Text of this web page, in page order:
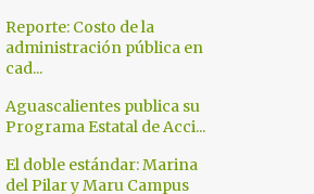
Reporte: Costo de la
administración pública en
cad...
Aguascalientes publica su
Programa Estatal de Acci...
El doble estándar: Marina
del Pilar y Maru Campus